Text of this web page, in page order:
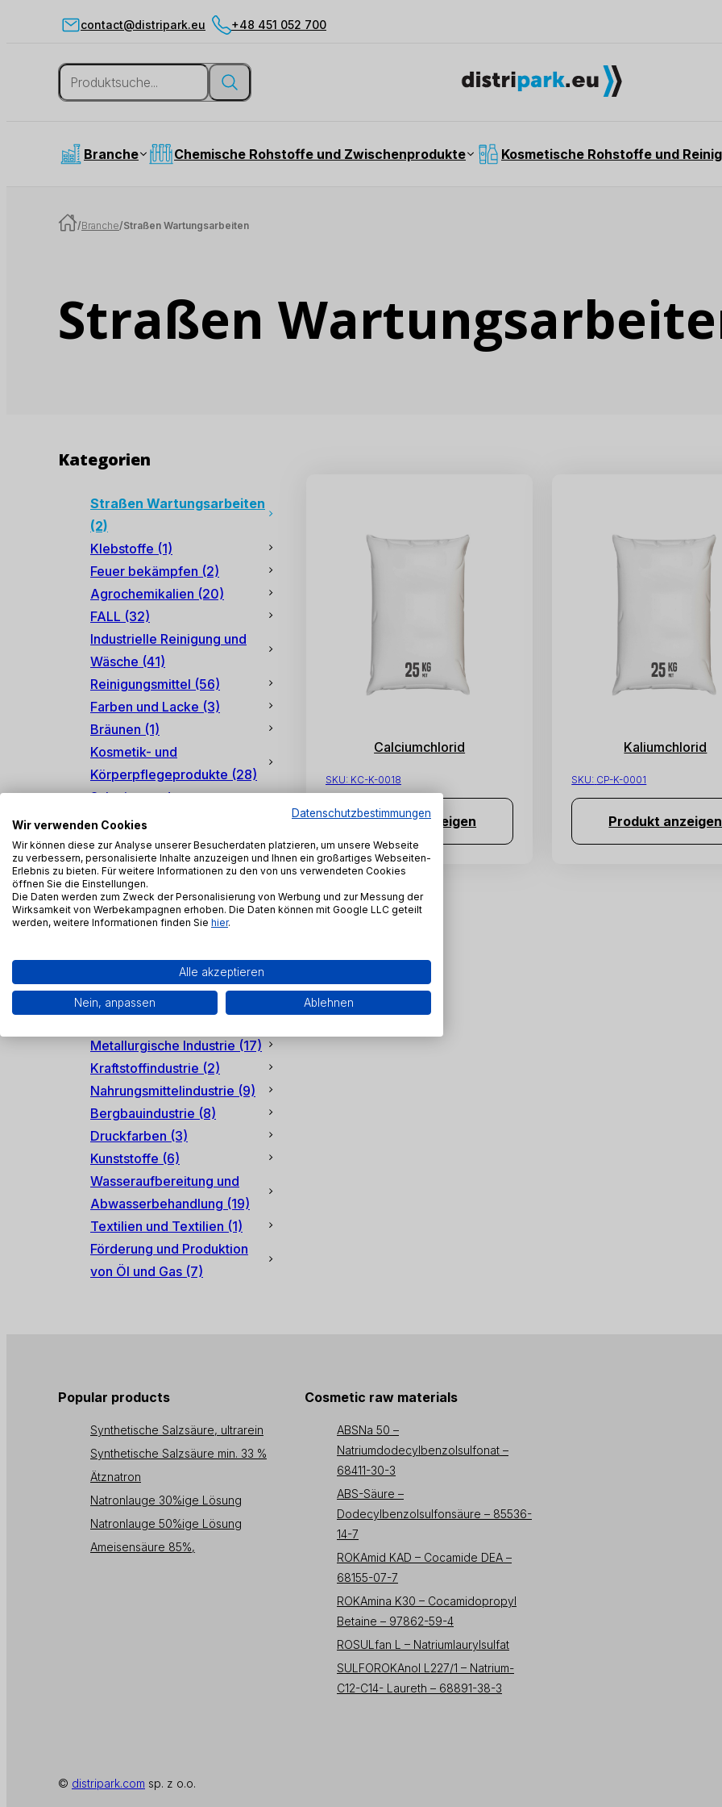
contact@distripark.eu +48 451 052 700
Branche Chemische Rohstoffe und Zwischenprodukte Kosmetische Rohstoffe und
/Branche/Straßen Wartungsarbeiten
Straßen
Kategorien
Straßen Wartungsarbeiten
(2)
Klebstoffe (1)
Feuer bekämpfen (2)
Agrochemikalien (20)
FALL (32)
Industrielle Reinigung und
Wäsche (41)
Reinigungsmittel (56)
Farben und Lacke (3)
Bräunen (1)
Kosmetik- und
Körperpflegeprodukte (28)
Schmier- und
Schneidflüssigkeiten,
Grundöle, Additive(13)
Fahrzeugwäsche und -
pflege(14)
Chemische Reagenzien(7)
Kälteindustrie und
Metallurgische Industrie (17)
Kraftstoffindustrie (2)
Nahrungsmittelindustrie (9)
Bergbauindustrie (8)
Druckfarben (3)
Kunststoffe (6)
Wasseraufbereitung und
Abwasserbehandlung (19)
Textilien und Textilien (1)
Förderung und Produktion
von Öl und Gas (7)
Calciumchlorid
SKU: KC-K-0018
Produkt anzeigen
Kaliumchlorid
SKU: CP-K-0001
Produkt anzeigen
Popular products
Synthetische Salzsäure, ultrarein
Synthetische Salzsäure min. 33 %
Ätznatron
Natronlauge 30%ige Lösung
Natronlauge 50%ige Lösung
Ameisensäure 85%,
Cosmetic raw materials
ABSNa 50 –
Natriumdodecylbenzolsulfonat –
68411-30-3
ABS-Säure –
Dodecylbenzolsulfonsäure – 85536-
14-7
ROKAmid KAD – Cocamide DEA –
68155-07-7
ROKAmina K30 – Cocamidopropyl
Betaine – 97862-59-4
ROSULfan L – Natriumlaurylsulfat
SULFOROKAnol L227/1 – Natrium-
C12-C14- Laureth – 68891-38-3
© distripark.com sp. z o.o.
Datenschutzbestimmungen
Wir verwenden Cookies
Wir können diese zur Analyse unserer Besucherdaten platzieren, um unsere Webseite
zu verbessern, personalisierte Inhalte anzuzeigen und Ihnen ein großartiges Webseiten-
Erlebnis zu bieten. Für weitere Informationen zu den von uns verwendeten Cookies
öffnen Sie die Einstellungen.
Die Daten werden zum Zweck der Personalisierung von Werbung und zur Messung der
Wirksamkeit von Werbekampagnen erhoben. Die Daten können mit Google LLC geteilt
werden, weitere Informationen finden Sie hier.
Alle akzeptieren
Nein, anpassen Ablehnen